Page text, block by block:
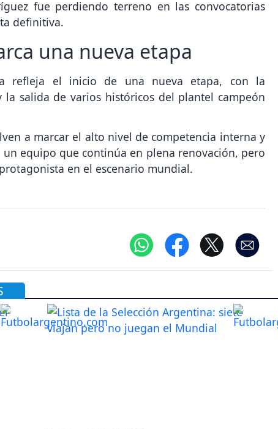
fue perdiendo terreno en las convocatorias
definitiva.
una nueva etapa
refleja el inicio de una nueva etapa, con la
salida de varios históricos del plantel campeón
a marcar el alto nivel de competencia interna y
equipo que continúa en plena renovación, pero
en el escenario mundial.